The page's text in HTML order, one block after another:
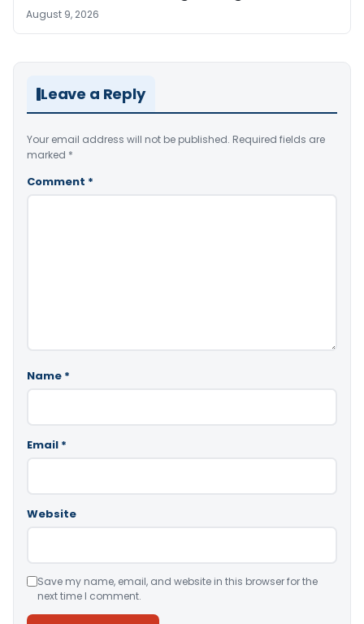
August 9, 2026
Leave a Reply
Your email address will not be published. Required fields are
marked *
Comment *
Name *
Email *
Website
Save my name, email, and website in this browser for the
next time I comment.